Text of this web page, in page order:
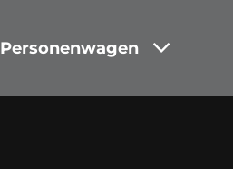
Personenwagen